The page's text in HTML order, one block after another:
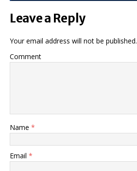
Leave a Reply
Your email address will not be published.
Comment
Name *
Email *